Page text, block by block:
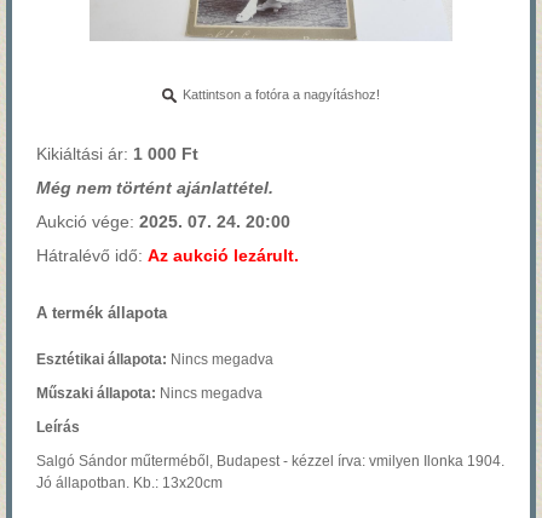
Kattintson a fotóra a nagyításhoz!
Kikiáltási ár: 1 000 Ft
Még nem történt ajánlattétel.
Aukció vége: 2025. 07. 24. 20:00
Hátralévő idő: Az aukció lezárult.
A termék állapota
Esztétikai állapota: Nincs megadva
Műszaki állapota: Nincs megadva
Leírás
Salgó Sándor műterméből, Budapest - kézzel írva: vmilyen Ilonka 1904.
Jó állapotban. Kb.: 13x20cm